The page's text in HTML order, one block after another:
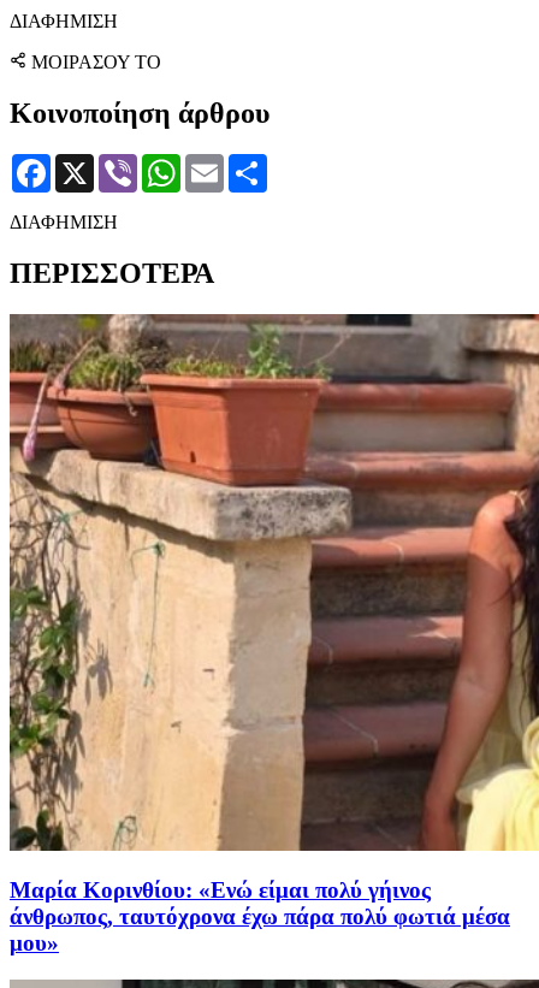
ΔΙΑΦΗΜΙΣΗ
ΜΟΙΡΑΣΟΥ ΤΟ
Κοινοποίηση άρθρου
Facebook
X Viber WhatsApp
Email
ΔΙΑΦΗΜΙΣΗ
ΠΕΡΙΣΣΟΤΕΡΑ
Μαρία Κορινθίου: «Ενώ είμαι πολύ γήινος
άνθρωπος, ταυτόχρονα έχω πάρα πολύ φωτιά μέσα
μου»